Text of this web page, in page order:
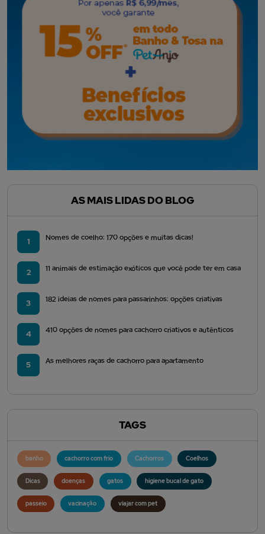
AS MAIS LIDAS DO BLOG
1 Nomes de coelho: 170 opções e muitas dicas!
2 11 animais de estimação exóticos que você pode ter em casa
3 182 ideias de nomes para passarinhos: opções criativas
4 410 opções de nomes para cachorro criativos e autênticos
5 As melhores raças de cachorro para apartamento
TAGS
banho cachorro com frio Cachorros Coelhos
Dicas doenças gatos higiene bucal de gato
passeio vacinação viajar com pet